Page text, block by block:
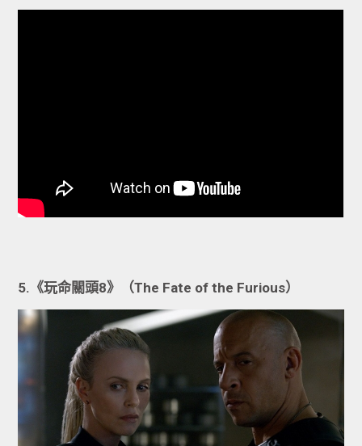
5.《玩命關頭8》（The Fate of the Furious）